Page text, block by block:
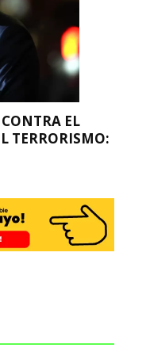
EL
TERRORISMO: